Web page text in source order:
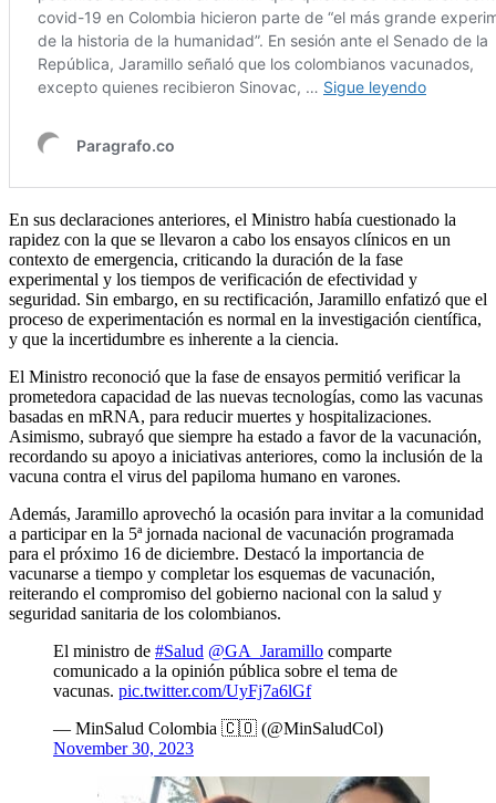
En sus declaraciones anteriores, el Ministro había cuestionado la
rapidez con la que se llevaron a cabo los ensayos clínicos en un
contexto de emergencia, criticando la duración de la fase
experimental y los tiempos de verificación de efectividad y
seguridad. Sin embargo, en su rectificación, Jaramillo enfatizó que el
proceso de experimentación es normal en la investigación científica,
y que la incertidumbre es inherente a la ciencia.
El Ministro reconoció que la fase de ensayos permitió verificar la
prometedora capacidad de las nuevas tecnologías, como las vacunas
basadas en mRNA, para reducir muertes y hospitalizaciones.
Asimismo, subrayó que siempre ha estado a favor de la vacunación,
recordando su apoyo a iniciativas anteriores, como la inclusión de la
vacuna contra el virus del papiloma humano en varones.
Además, Jaramillo aprovechó la ocasión para invitar a la comunidad
a participar en la 5ª jornada nacional de vacunación programada
para el próximo 16 de diciembre. Destacó la importancia de
vacunarse a tiempo y completar los esquemas de vacunación,
reiterando el compromiso del gobierno nacional con la salud y
seguridad sanitaria de los colombianos.
El ministro de #Salud @GA_Jaramillo comparte
comunicado a la opinión pública sobre el tema de
vacunas. pic.twitter.com/UyFj7a6lGf
— MinSalud Colombia 🇨🇴 (@MinSaludCol)
November 30, 2023